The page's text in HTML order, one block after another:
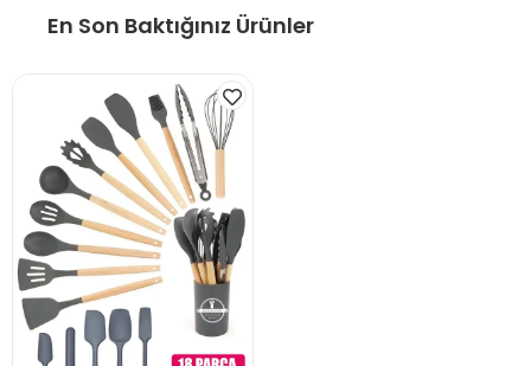
En Son Baktığınız Ürünler